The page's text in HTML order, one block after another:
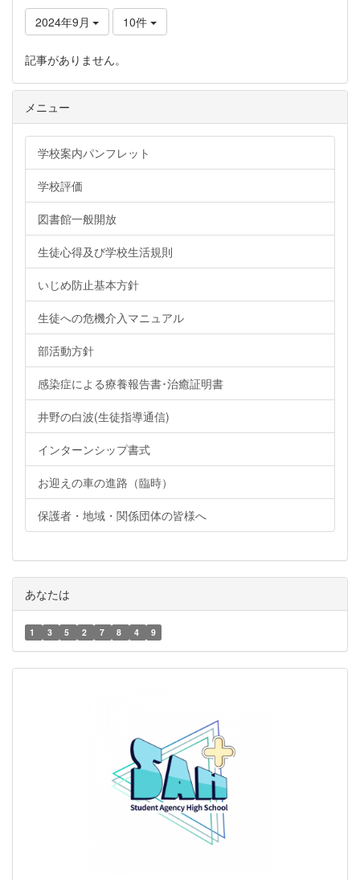
2024年9月 10件
記事がありません。
メニュー
学校案内パンフレット
学校評価
図書館一般開放
生徒心得及び学校生活規則
いじめ防止基本方針
生徒への危機介入マニュアル
部活動方針
感染症による療養報告書･治癒証明書
井野の白波(生徒指導通信)
インターンシップ書式
お迎えの車の進路（臨時）
保護者・地域・関係団体の皆様へ
あなたは
1 3 5 2 7 8 4 9